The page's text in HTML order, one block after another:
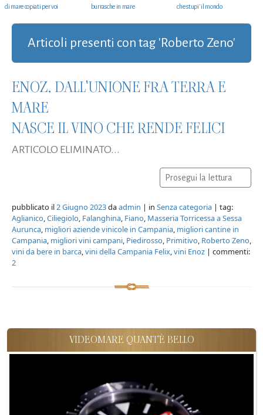
di mare copiati per voi
burrasche in mare
che stupi' il mondo
Articoli presenti con tag 'Roberto Zeno'
ENOZ, DALL'UNIONE FRA TERRA E
MARE
NASCE IL VINO CHE RENDE FELICI
ARTICOLO ELIMINATO...
Prosegui la lettura
pubblicato il2 Giugno 2023daadmin | in Senza categoria | tag:
Aglianico,Ciliegiolo, Falanghina, Fiano, Masseria Torricessa a Sessa
Aurunca, migliori aziende vinicole in Campania, migliori cantine in
Campania, migliori vini campani, Piedirosso, Primitivo, Roberto Zeno,
vini da bere in barca,vini della Campania Felix,vini Enoz | commenti:
2
VIDEOMARE QUANT'È BELLO